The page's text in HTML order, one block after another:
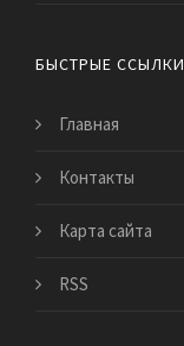
БЫСТРЫЕ ССЫЛКИ
Главная
Контакты
Карта сайта
RSS